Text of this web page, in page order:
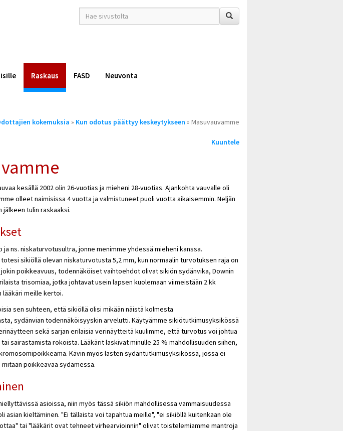
hakusana(t)
*
Raskaus FASD Neuvonta
kokemuksia » Kun odotus päättyy keskeytykseen » Masuvauvamme
Kuuntele
kesällä 2002 olin 26-vuotias ja mieheni 28-vuotias. Ajankohta vauvalle oli
olleet naimisissa 4 vuotta ja valmistuneet puoli vuotta aikaisemmin. Neljän
tulin raskaaksi.
ja ns. niskaturvotusultra, jonne menimme yhdessä mieheni kanssa.
sikiöllä olevan niskaturvotusta 5,2 mm, kun normaalin turvotuksen raja on
poikkeavuus, todennäköiset vaihtoehdot olivat sikiön sydänvika, Downin
trisomiaa, jotka johtavat usein lapsen kuolemaan viimeistään 2 kk
lääkäri meille kertoi.
sen suhteen, että sikiöllä olisi mikään näistä kolmesta
sydänvian todennäköisyyskin arvelutti. Käytyämme sikiötutkimusyksikössä
sekä sarjan erilaisia verinäytteitä kuulimme, että turvotus voi johtua
sairastamista rokoista. Lääkärit laskivat minulle 25 % mahdollisuuden siihen,
Kävin myös lasten sydäntutkimusyksikössä, jossa ei
poikkeavaa sydämessä.
asioissa, niin myös tässä sikiön mahdollisessa vammaisuudessa
asian kieltäminen. "Ei tällaista voi tapahtua meille", "ei sikiöllä kuitenkaan ole
tai "lääkärit ovat tehneet virhearvioinnin" olivat toistelemiamme mantroja